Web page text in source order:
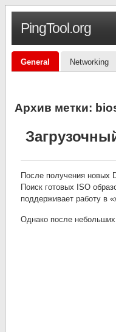
PingTool.org
General Networking
Архив метки:
После получения новых
Поиск готовых ISO
поддерживает работу в
Однако после